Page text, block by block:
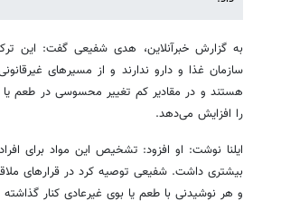
به گزارش خبرآنلاین، هدی شفیعی گفت: این
سازمان غذا و دارو ندارند و از مسیرهای
هستند و در مقادیر کم تغییر محسوسی در طعم
را افزایش می‌دهد.
ایلنا نوشت: او افزود: تشخیص این مواد برای
بیشتری داشت. شفیعی توصیه کرد در قرارهای
و هر نوشیدنی با طعم یا بوی غیرعادی کنار